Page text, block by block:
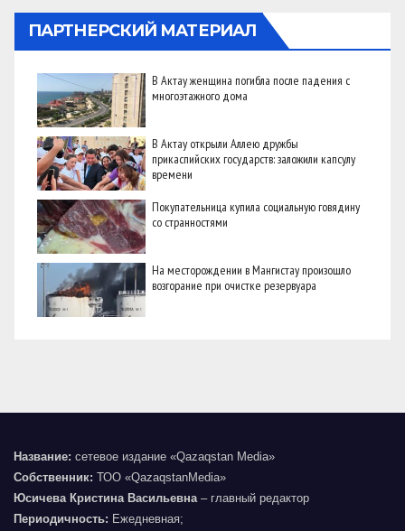
ПАРТНЕРСКИЙ МАТЕРИАЛ
В Актау женщина погибла после падения с
многоэтажного дома
В Актау открыли Аллею дружбы
прикаспийских государств: заложили капсулу
времени
Покупательница купила социальную говядину
со странностями
На месторождении в Мангистау произошло
возгорание при очистке резервуара
Название: сетевое издание «Qazaqstan Media»
Собственник: ТОО «QazaqstanMedia»
Юсичева Кристина Васильевна – главный редактор
Периодичность: Ежедневная;